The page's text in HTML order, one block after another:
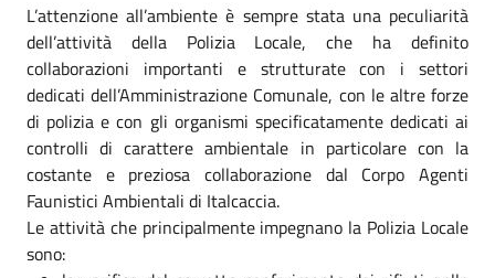
L’attenzione all’ambiente è sempre stata una peculiarità
dell’attività della Polizia Locale, che ha definito
collaborazioni importanti e strutturate con i settori
dedicati dell’Amministrazione Comunale, con le altre forze
di polizia e con gli organismi specificatamente dedicati ai
controlli di carattere ambientale in particolare con la
costante e preziosa collaborazione dal Corpo Agenti
Faunistici Ambientali di Italcaccia.
Le attività che principalmente impegnano la Polizia Locale
sono: